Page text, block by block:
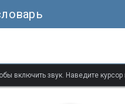
включить звук. Наведите